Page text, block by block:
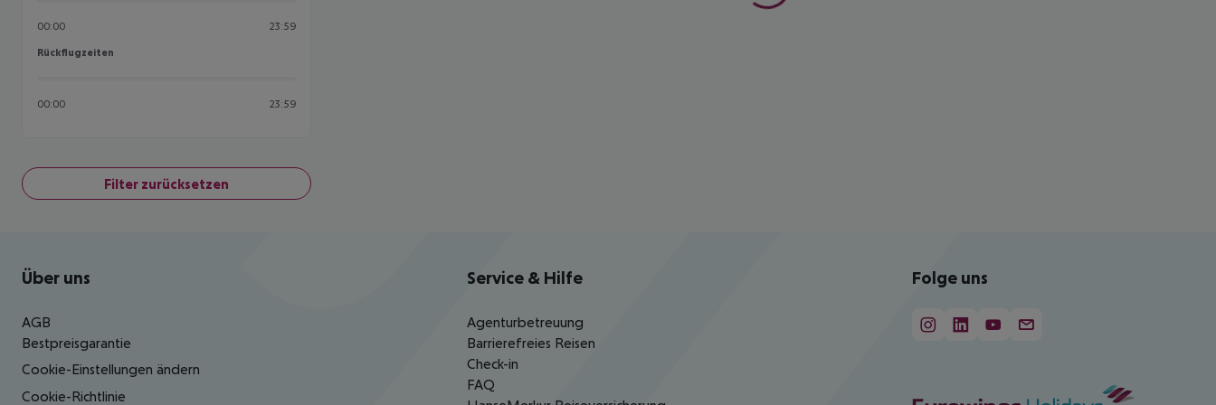
00:00 23:59
Rückflugzeiten
Rückflugzeiten
00:00 23:59
Filter zurücksetzen
Footer navigation
Über uns
AGB
Bestpreisgarantie
Cookie-Einstellungen ändern
Cookie-Richtlinie
Service & Hilfe
Agenturbetreuung
Barrierefreies Reisen
Check-in
FAQ
Folge uns